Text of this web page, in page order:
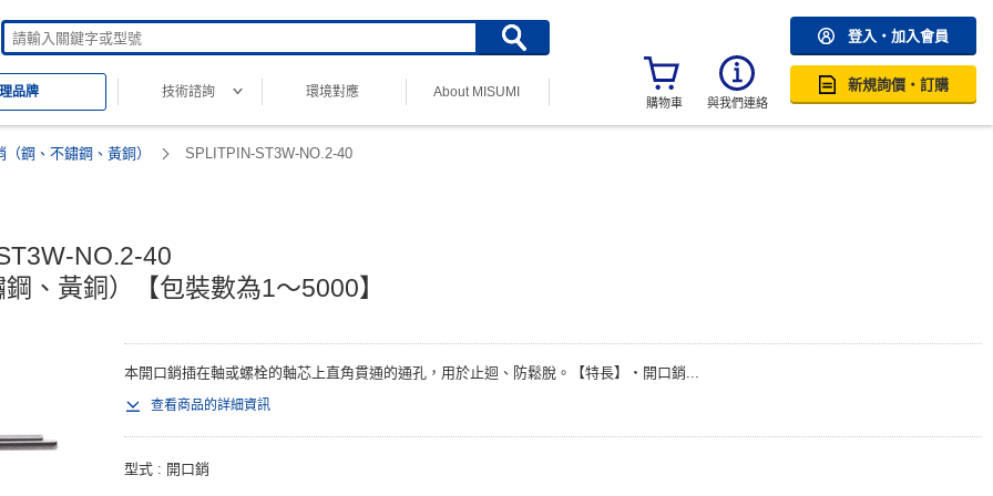
品牌 技術諮詢 環境對應 About MISUMI
登入・加入會員
購物車 與我們連絡
新規詢價・訂購
（鋼、不鏽鋼、黃銅） SPLITPIN-ST3W-NO.2-40
NO.2-40
、黃銅）【包裝數為1～5000】
本開口銷插在軸或螺栓的軸芯上直角貫通的通孔，用於止迴、防鬆脫。【特長】・開口銷...
查看商品的詳細資訊
型式 開口銷